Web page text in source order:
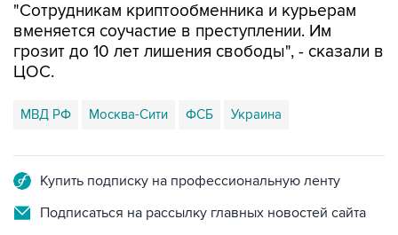
"Сотрудникам криптообменника и курьерам
вменяется соучастие в преступлении. Им
грозит до 10 лет лишения свободы", - сказали в
ЦОС.
МВД РФ Москва-Сити ФСБ Украина
Купить подписку на профессиональную ленту
Подписаться на рассылку главных новостей сайта